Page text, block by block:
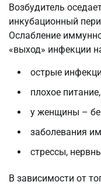
Возбудитель
инкубационный
Ослабление
«выход» инфекции
острые
плохое
у женщины –
заболевания
стрессы,
В зависимости от